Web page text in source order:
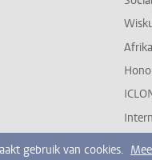
gebruik van cookies.